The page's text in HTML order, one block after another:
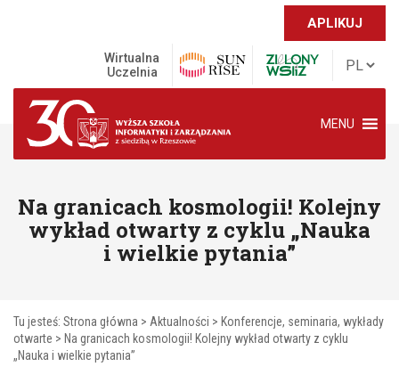
APLIKUJ
Wirtualna
Uczelnia
MENU
Na granicach kosmologii! Kolejny
wykład otwarty z cyklu „Nauka
i wielkie pytania”
Tu jesteś: Strona główna > Aktualności > Konferencje, seminaria, wykłady
otwarte > Na granicach kosmologii! Kolejny wykład otwarty z cyklu
„Nauka i wielkie pytania”